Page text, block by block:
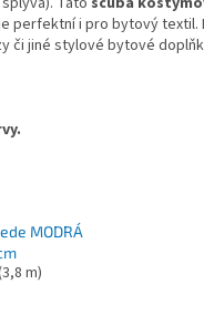
perfektní i pro bytový textil.
jiné stylové bytové
MODRÁ
m)